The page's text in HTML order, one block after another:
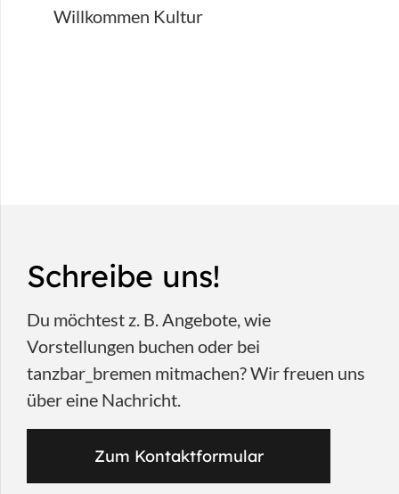
Willkommen Kultur
Schreibe uns!
Du möchtest z. B. Angebote, wie
Vorstellungen buchen oder bei
tanzbar_bremen mitmachen? Wir freuen uns
über eine Nachricht.
Zum Kontaktformular